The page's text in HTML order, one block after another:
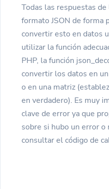
Todas las respuestas
formato JSON de forma
convertir esto en datos
utilizar la función
PHP, la función
convertir los datos en
o en una matriz
en verdadero). Es muy
clave de error ya que
sobre si hubo un error o
consultar el código de